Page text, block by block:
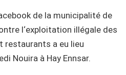
de la municipalité de
l‘exploitation illégale des
a eu lieu
Nouira à Hay Ennsar.